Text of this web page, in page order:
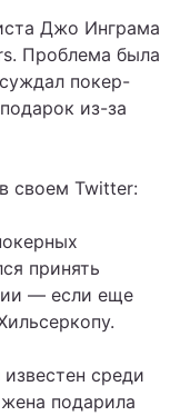
Джо Инграма
Проблема была
покер-
из-за
своем Twitter:
принять
— если еще
среди
подарила